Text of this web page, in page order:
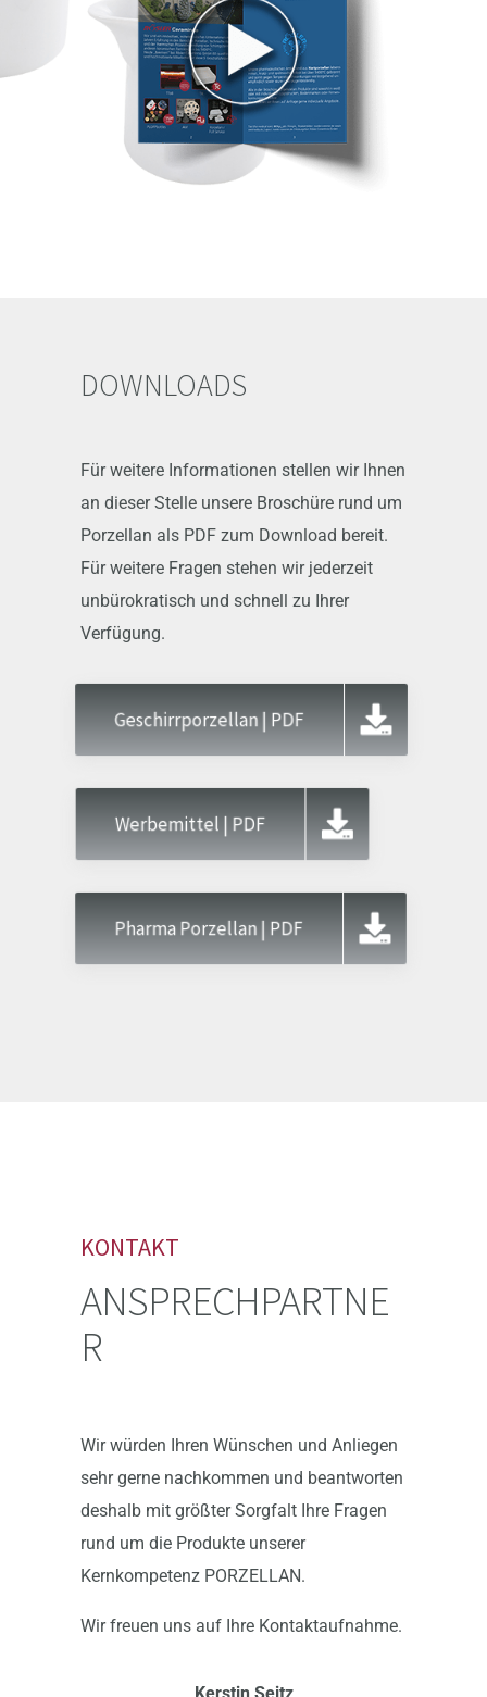
DOWNLOADS
Für weitere Informationen stellen wir Ihnen
an dieser Stelle unsere Broschüre rund um
Porzellan als PDF zum Download bereit.
Für weitere Fragen stehen wir jederzeit
unbürokratisch und schnell zu Ihrer
Verfügung.
Geschirrporzellan | PDF
Werbemittel | PDF
Pharma Porzellan | PDF
KONTAKT
ANSPRECHPARTNE
R
Wir würden Ihren Wünschen und Anliegen
sehr gerne nachkommen und beantworten
deshalb mit größter Sorgfalt Ihre Fragen
rund um die Produkte unserer
Kernkompetenz PORZELLAN.
Wir freuen uns auf Ihre Kontaktaufnahme.